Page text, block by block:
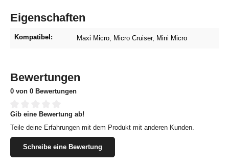
Eigenschaften
Kompatibel: Maxi Micro, Micro Cruiser, Mini Micro
Bewertungen
0 von 0 Bewertungen
Durchschnittliche Bewertung von 0 von 5 Sternen
Gib eine Bewertung ab!
Teile deine Erfahrungen mit dem Produkt mit anderen Kunden.
Schreibe eine Bewertung